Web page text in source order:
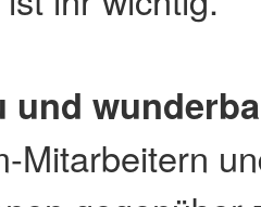
und
Mitarbeitern